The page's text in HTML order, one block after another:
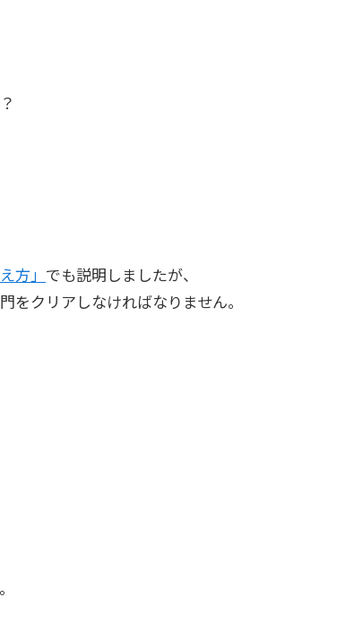
方」 でも説明しましたが、
をクリアしなければなりません。